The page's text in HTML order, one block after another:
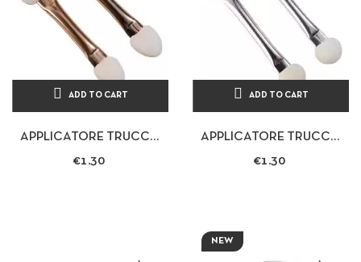
ADD TO CART
APPLICATORE TRUCCO
PROFESSIONALE IN
€1.30
ADD TO CART
APPLICATORE TRUCCO
PROFESSIONALE IN
€1.30
NEW